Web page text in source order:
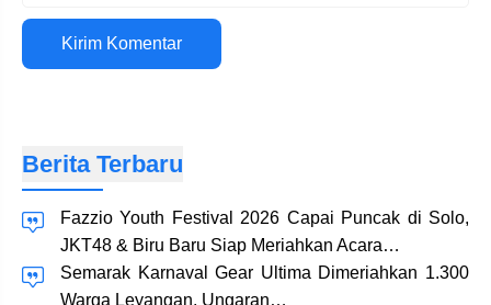
Situs
web
Berita Terbaru
Fazzio Youth Festival 2026 Capai Puncak di Solo,
JKT48 & Biru Baru Siap Meriahkan Acara…
Semarak Karnaval Gear Ultima Dimeriahkan 1.300
Warga Leyangan, Ungaran…